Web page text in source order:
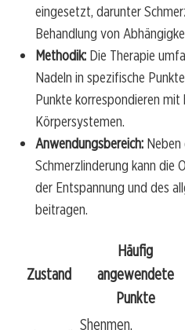
eingesetzt, darunter
Behandlung von
Methodik: Die Therapie
Nadeln in spezifische
Punkte korrespondieren
Körpersystemen.
Anwendungsbereich:
Schmerzlinderung kann die
der Entspannung und des
beitragen.
Zustand
Häufig
angewendete
Punkte
Shenmen,